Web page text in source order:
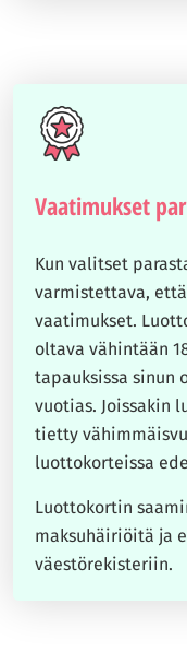
Vaatimukset
Kun valitset
varmistettava,
vaatimukset.
oltava vähintään
tapauksissa sinun
vuotias. Joissakin
tietty
luottokorteissa
Luottokortin
maksuhäiriöitä ja
väestörekisteriin.